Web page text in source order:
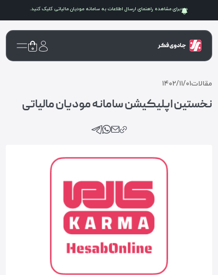
برای مشاهده راهنمای ارسال اطلاعات به سامانه مودیان مالیاتی کلیک کنید.
۰
مقالات۱۴۰۲/۱۱/۰۱
نخستین اپلیکیشن سامانه مودیان مالیاتی